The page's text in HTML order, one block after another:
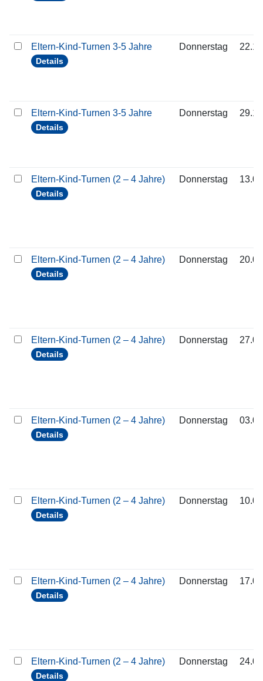
Eltern-Kind-Turnen 3-5 Jahre
Details
Donnerstag
Eltern-Kind-Turnen 3-5 Jahre
Details
Donnerstag
Eltern-Kind-Turnen (2 – 4 Jahre)
Details
Donnerstag
Eltern-Kind-Turnen (2 – 4 Jahre)
Details
Donnerstag
Eltern-Kind-Turnen (2 – 4 Jahre)
Details
Donnerstag
Eltern-Kind-Turnen (2 – 4 Jahre)
Details
Donnerstag
Eltern-Kind-Turnen (2 – 4 Jahre)
Details
Donnerstag
Eltern-Kind-Turnen (2 – 4 Jahre)
Details
Donnerstag
Eltern-Kind-Turnen (2 – 4 Jahre)
Details
Donnerstag